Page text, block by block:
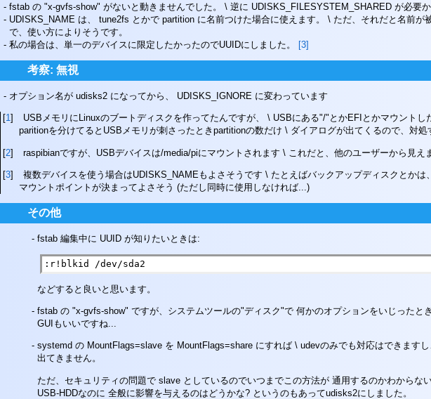
fstab の "x-gvfs-show" がないと動きませんでした。 \ 逆に UDISKS_FILESYSTEM_SHARED が必要
UDISKS_NAME は、 tune2fs とかで partition に名前つけた場合に使えます。 \ ただ、それだと名前が
で、使い方によりそうです。
私の場合は、単一のデバイスに限定したかったのでUUIDにしました。
[3]
考察: 無視
オプション名が udisks2 になってから、 UDISKS_IGNORE に変わっています
[1]
USBメモリにLinuxのブートディスクを作ってたんですが、 \ USBにある"/"とかEFIとかマウントし
paritionを分けてるとUSBメモリが刺さったときpartitionの数だけ \ ダイアログが出てくるので、対処
[2] raspibianですが、USBデバイスは/media/piにマウントされます \ これだと、他のユーザーから見え
[3]
複数デバイスを使う場合はUDISKS_NAMEもよさそうです \ たとえばバックアップディスクとかは
マウントポイントが決まってよさそう (ただし同時に使用しなければ...)
その他
fstab 編集中に UUID が知りたいときは:
:r!blkid /dev/sda2
などすると良いと思います。
fstab の "x-gvfs-show" ですが、システムツールの"ディスク"で 何かのオプションをいじったと
GUIもいいですね...
systemd の MountFlags=slave を MountFlags=share にすれば \ udevのみでも対応はできます
出てきません。
ただ、セキュリティの問題で slave としているのでいつまでこの方法が 通用するのかわからな
USB-HDDなのに 全般に影響を与えるのはどうかな? というのもあってudisks2にしました。